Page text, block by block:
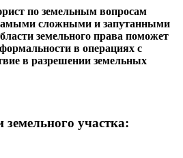
по земельным вопросам
сложными и запутанными
земельного права поможет
в операциях с
в разрешении земельных
участка: